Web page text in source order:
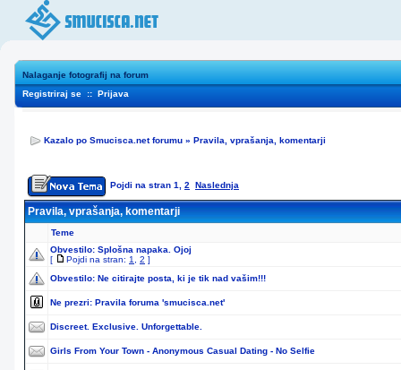
Nalaganje fotografij na forum
Registriraj se :: Prijava
Kazalo po Smucisca.net forumu » Pravila, vprašanja, komentarji
Pojdi na stran 1 2 Naslednja
Pravila, vprašanja, komentarji
Teme
Obvestilo: Splošna napaka. Ojoj
[
Pojdi na stran: 1 2 ]
Obvestilo: Ne citirajte posta, ki je tik nad vašim!!!
Ne prezri: Pravila foruma 'smucisca.net'
Discreet. Exclusive. Unforgettable.
Girls From Your Town - Anonymous Casual Dating - No Selfie